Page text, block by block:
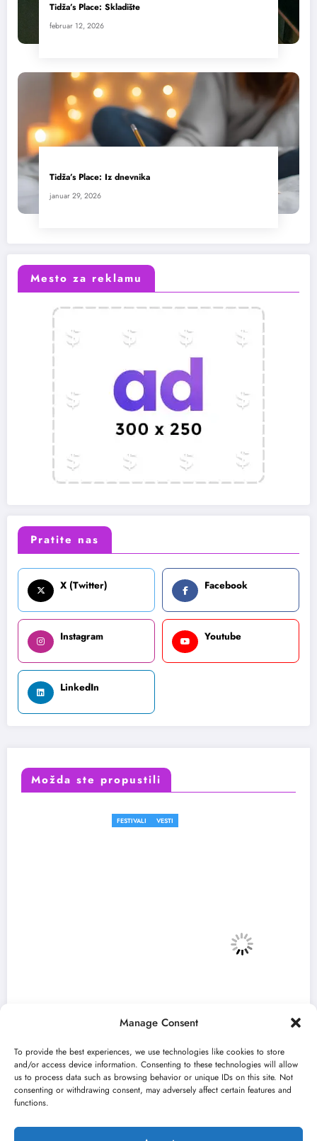
Manage Consent
To provide the best experiences, we use technologies like cookies to store
and/or access device information. Consenting to these technologies will allow
us to process data such as browsing behavior or unique IDs on this site. Not
consenting or withdrawing consent, may adversely affect certain features and
functions.
Tidža’s Place: Skladište
februar 12, 2026
Tidža’s Place: Iz dnevnika
januar 29, 2026
Mesto za reklamu
Pratite nas
X (Twitter) Facebook
Instagram Youtube
LinkedIn
Možda ste propustili
Zulum Manifest predstavlja radove deset